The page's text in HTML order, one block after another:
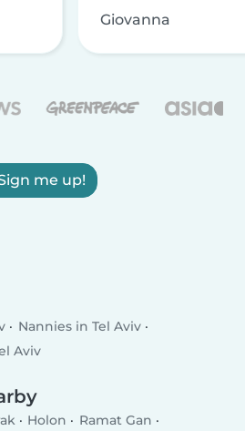
Giovanna
me up!
Nannies in Tel Aviv
Aviv
Holon
Ramat Gan